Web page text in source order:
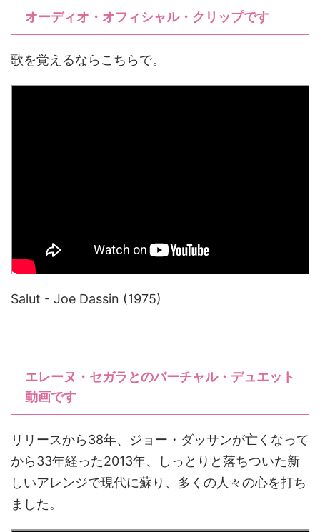
オーディオ・オフィシャル・クリップです
歌を覚えるならこちらで。
Salut - Joe Dassin (1975)
エレーヌ・セガラとのバーチャル・デュエット
動画です
リリースから38年、ジョー・ダッサンが亡くなって
から33年経った2013年、しっとりと落ちついた新
しいアレンジで現代に蘇り、多くの人々の心を打ち
ました。